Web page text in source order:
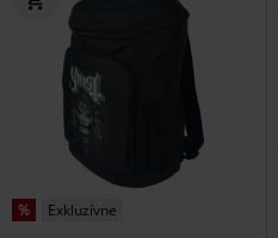
% Exkluzívne